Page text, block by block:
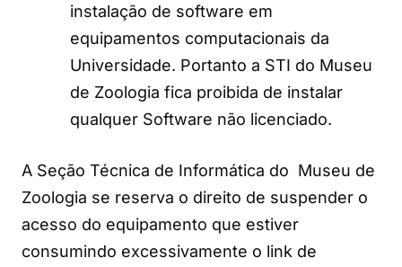
instalação de software em
equipamentos computacionais da
Universidade. Portanto a STI do Museu
de Zoologia fica proibida de instalar
qualquer Software não licenciado.
A Seção Técnica de Informática do Museu de
Zoologia se reserva o direito de suspender o
acesso do equipamento que estiver
consumindo excessivamente o link de